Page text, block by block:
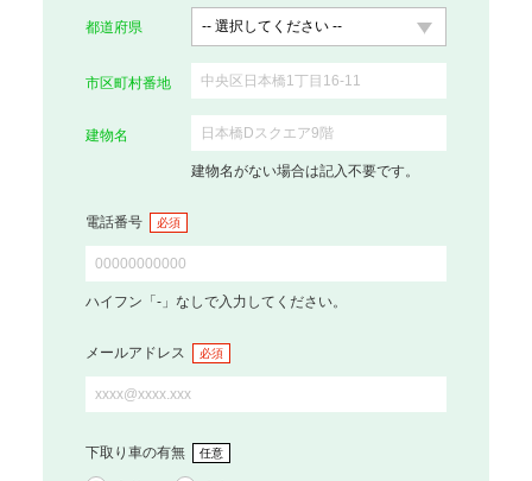
都道府県
市区町村番地
建物名
建物名がない場合は記入不要です。
電話番号 必須
ハイフン「-」なしで入力してください。
メールアドレス 必須
下取り車の有無 任意